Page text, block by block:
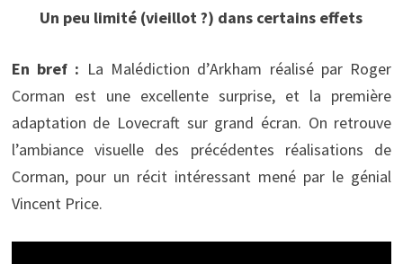
Un peu limité (vieillot ?) dans certains effets
En bref : La Malédiction d’Arkham réalisé par Roger
Corman est une excellente surprise, et la première
adaptation de Lovecraft sur grand écran. On retrouve
l’ambiance visuelle des précédentes réalisations de
Corman, pour un récit intéressant mené par le génial
Vincent Price.